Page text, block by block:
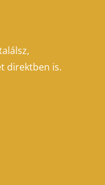
direktben is.